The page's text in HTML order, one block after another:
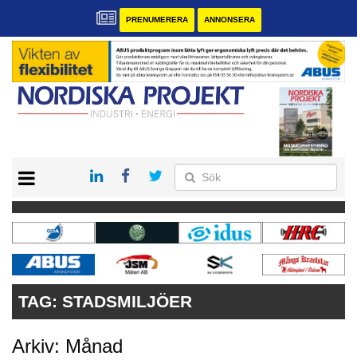
PRENUMERERA ANNONSERA
KONTAKT
VÅRA ANDRA MAGASIN
PRENUMERERA
ANNONSERA
TAG: STADSMILJÖER
Arkiv: Månad